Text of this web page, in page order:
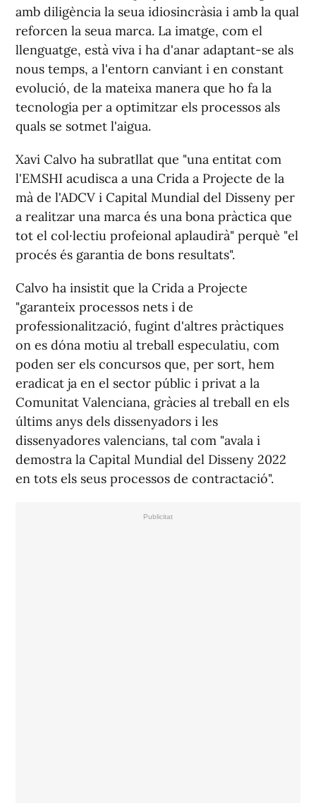
amb diligència la seua idiosincràsia i amb la qual
reforcen la seua marca. La imatge, com el
llenguatge, està viva i ha d'anar adaptant-se als
nous temps, a l'entorn canviant i en constant
evolució, de la mateixa manera que ho fa la
tecnologia per a optimitzar els processos als
quals se sotmet l'aigua.
Xavi Calvo ha subratllat que "una entitat com
l'EMSHI acudisca a una Crida a Projecte de la
mà de l'ADCV i Capital Mundial del Disseny per
a realitzar una marca és una bona pràctica que
tot el col·lectiu profeional aplaudirà" perquè "el
procés és garantia de bons resultats".
Calvo ha insistit que la Crida a Projecte
"garanteix processos nets i de
professionalització, fugint d'altres pràctiques
on es dóna motiu al treball especulatiu, com
poden ser els concursos que, per sort, hem
eradicat ja en el sector públic i privat a la
Comunitat Valenciana, gràcies al treball en els
últims anys dels dissenyadors i les
dissenyadores valencians, tal com "avala i
demostra la Capital Mundial del Disseny 2022
en tots els seus processos de contractació".